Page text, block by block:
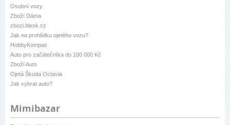
Osobní vozy
Zboží Dáma
zbozi.blesk.cz
Jak na prohlídku ojetého vozu?
HobbyKompas
Auto pro začátečníka do 100 000 Kč
Zboží Auto
Ojetá Škoda Octavia
Jak vybrat auto?
Mimibazar